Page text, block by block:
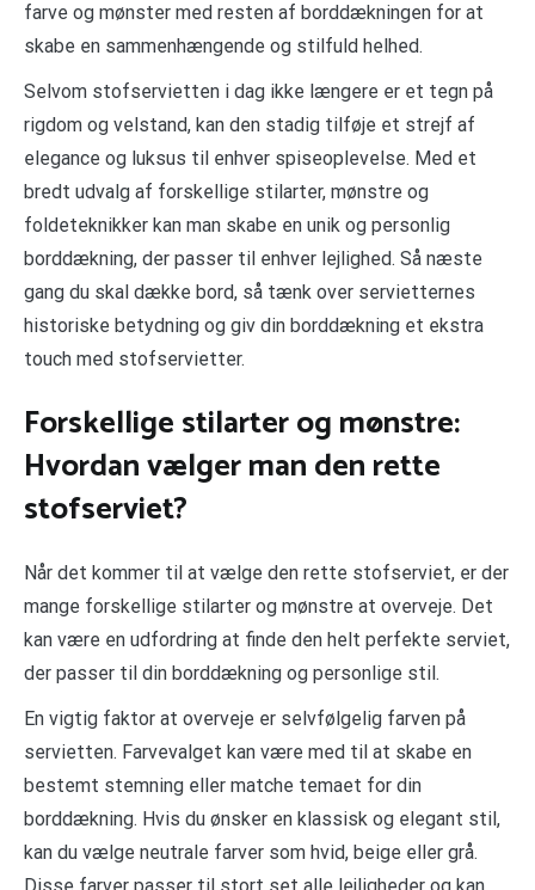
farve og mønster med resten af borddækningen for at
skabe en sammenhængende og stilfuld helhed.
Selvom stofservietten i dag ikke længere er et tegn på
rigdom og velstand, kan den stadig tilføje et strejf af
elegance og luksus til enhver spiseoplevelse. Med et
bredt udvalg af forskellige stilarter, mønstre og
foldeteknikker kan man skabe en unik og personlig
borddækning, der passer til enhver lejlighed. Så næste
gang du skal dække bord, så tænk over servietternes
historiske betydning og giv din borddækning et ekstra
touch med stofservietter.
Forskellige stilarter og mønstre:
Hvordan vælger man den rette
stofserviet?
Når det kommer til at vælge den rette stofserviet, er der
mange forskellige stilarter og mønstre at overveje. Det
kan være en udfordring at finde den helt perfekte serviet,
der passer til din borddækning og personlige stil.
En vigtig faktor at overveje er selvfølgelig farven på
servietten. Farvevalget kan være med til at skabe en
bestemt stemning eller matche temaet for din
borddækning. Hvis du ønsker en klassisk og elegant stil,
kan du vælge neutrale farver som hvid, beige eller grå.